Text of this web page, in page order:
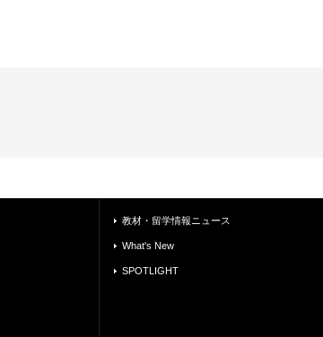
教材・留学情報ニュース
What's New
SPOTLIGHT